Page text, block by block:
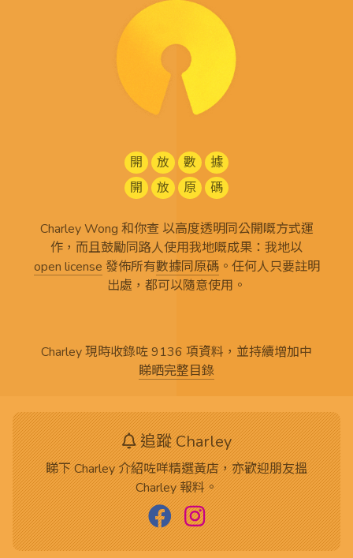
開 放 數
據
開
放 原 碼
Charley Wong 和你查 以高度透明同公開嘅方式運
作，而且鼓勵同路人使用我地嘅成果：我地以
open license 發佈所有數據同原碼。任何人只要註明
出處，都可以隨意使用。
Charley 現時收錄咗 9136 項資料，並持續增加中
睇晒完整目錄
追蹤 Charley
睇下 Charley 介紹咗咩精選黃店，亦歡迎朋友搵
Charley 報料。